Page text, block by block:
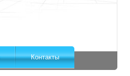
Контакты